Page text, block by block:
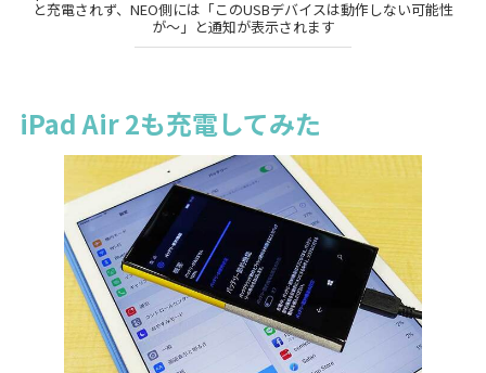
と充電されず、NEO側には「このUSBデバイスは動作しない可能性
が〜」と通知が表示されます
iPad Air 2も充電してみた